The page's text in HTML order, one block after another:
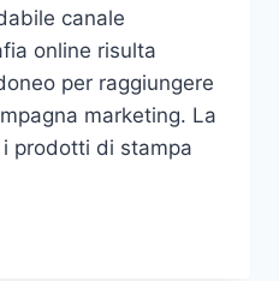
canale
online risulta
per raggiungere
marketing. La
prodotti di stampa